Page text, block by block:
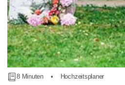
8 Minuten • Hochzeitsplaner